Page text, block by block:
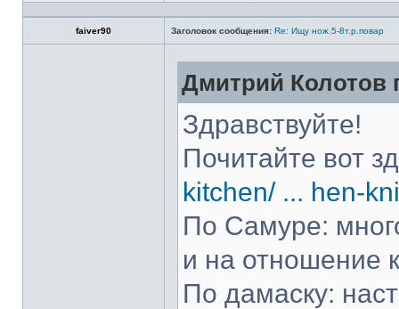
faiver90 Заголовок сообщения: Re: Ищу нож.5-8т.р.повар
Дмитрий Колотов
Здравствуйте!
Почитайте вот
kitchen/ ... hen-
По Самуре:
и на отношение
По дамаску: